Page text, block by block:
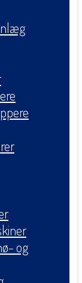
og